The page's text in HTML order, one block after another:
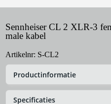
Sennheiser CL 2 XLR-3
male kabel
Artikelnr: S-CL2
Productinformatie
Specificaties